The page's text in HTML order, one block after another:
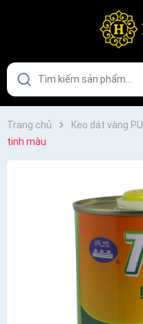
Trang chủ Keo dát vàng PU
tinh màu